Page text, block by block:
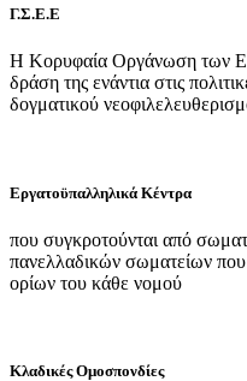
Γ.Σ.Ε.Ε
Η Κορυφαία Οργάνωση των
δράση της ενάντια στις
δογματικού
Εργατοϋπαλληλικά Κέντρα
που συγκροτούνται από
πανελλαδικών σωματείων
ορίων του κάθε νομού
Κλαδικές Ομοσπονδίες